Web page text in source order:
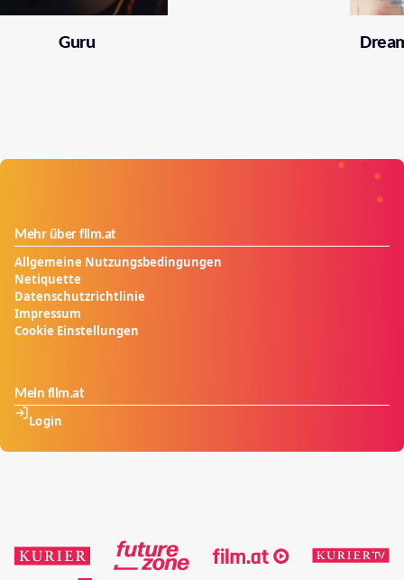
Guru
Mehr über film.at
Allgemeine Nutzungsbedingungen
Netiquette
Datenschutzrichtlinie
Impressum
Cookie Einstellungen
Mein film.at
Login